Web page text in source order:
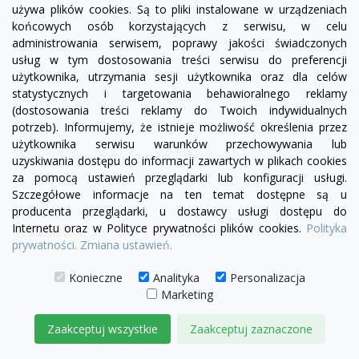
żółtyzielonyczerwonyczekoladowy
miętowy
błękitny
turkusowy
+28
używa plików cookies. Są to pliki instalowane w urządzeniach
końcowych osób korzystających z serwisu, w celu
administrowania serwisem, poprawy jakości świadczonych
usług w tym dostosowania treści serwisu do preferencji
użytkownika, utrzymania sesji użytkownika oraz dla celów
statystycznych i targetowania behawioralnego reklamy
(dostosowania treści reklamy do Twoich indywidualnych
potrzeb). Informujemy, że istnieje możliwość określenia przez
użytkownika serwisu warunków przechowywania lub
uzyskiwania dostępu do informacji zawartych w plikach cookies
za pomocą ustawień przeglądarki lub konfiguracji usługi.
Szczegółowe informacje na ten temat dostępne są u
producenta przeglądarki, u dostawcy usługi dostępu do
Internetu oraz w Polityce prywatności plików cookies. Polityka
prywatności. Zmiana ustawień.
Konieczne Analityka
Personalizacja
Marketing
Zaakceptuj wszystkie Zaakceptuj zaznaczone